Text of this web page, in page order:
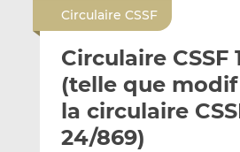
y
e
r
p
a
g
e
r
a
g
e
r
Circulaire CSSF
Circulaire CSSF
(telle que
la circulaire
24/869)